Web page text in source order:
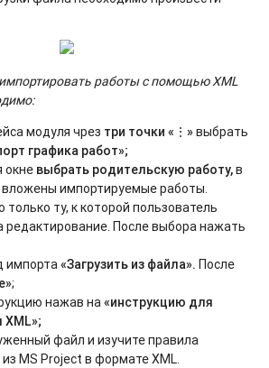
работы с помощью XML
модуля чрез три точки «⋮» выбрать
графика работ»;
окне выбрать родительскую работу,в
вложены импортируемые работы.
ту, к которой пользователь
редактирование. После выбора нажать
импорта«Загрузить из файла».После
;
нажав на«инструкцию для
XML»;
файл и изучите правила
MS Project в формате XML.